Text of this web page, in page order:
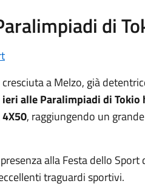
di
a Melzo, già
ieri alle Paralimpiadi di Tokio
, raggiungendo un grande
alla Festa dello Sport
traguardi sportivi.